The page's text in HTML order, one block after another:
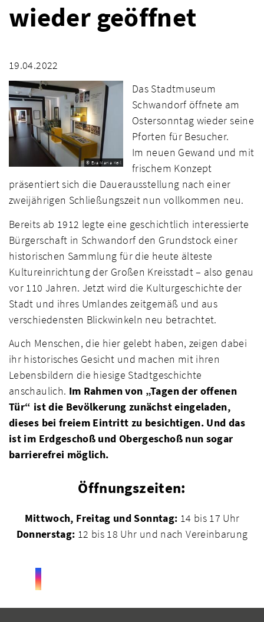
wieder geöffnet
19.04.2022
© Eva Maria Keil
Das Stadtmuseum
Schwandorf öffnete am
Ostersonntag wieder seine
Pforten für Besucher.
Im neuen Gewand und mit
frischem Konzept
präsentiert sich die Dauerausstellung nach einer
zweijährigen Schließungszeit nun vollkommen neu.
Bereits ab 1912 legte eine geschichtlich interessierte
Bürgerschaft in Schwandorf den Grundstock einer
historischen Sammlung für die heute älteste
Kultureinrichtung der Großen Kreisstadt – also genau
vor 110 Jahren. Jetzt wird die Kulturgeschichte der
Stadt und ihres Umlandes zeitgemäß und aus
verschiedensten Blickwinkeln neu betrachtet.
Auch Menschen, die hier gelebt haben, zeigen dabei
ihr historisches Gesicht und machen mit ihren
Lebensbildern die hiesige Stadtgeschichte
anschaulich. Im Rahmen von „Tagen der offenen
Tür“ ist die Bevölkerung zunächst eingeladen,
dieses bei freiem Eintritt zu besichtigen. Und das
ist im Erdgeschoß und Obergeschoß nun sogar
barrierefrei möglich.
Öffnungszeiten:
Mittwoch, Freitag und Sonntag: 14 bis 17 Uhr
Donnerstag: 12 bis 18 Uhr und nach Vereinbarung